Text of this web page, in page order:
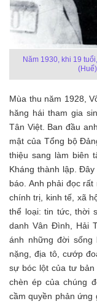
Năm 1930, khi 19
Mùa thu năm 1928,
hăng hái tham gia
Tân Việt. Ban đầu
mật của Tổng bộ
thiệu sang làm biên
Kháng thành lập.
báo. Anh phải đọc
chính trị, kinh tế, xã
thể loại: tin tức, thời
danh Vân Đình, Hải
ánh những đời sống
nặng, địa tô, cướp
sự bóc lột của tư
chèn ép của chúng
cầm quyền phản ứng